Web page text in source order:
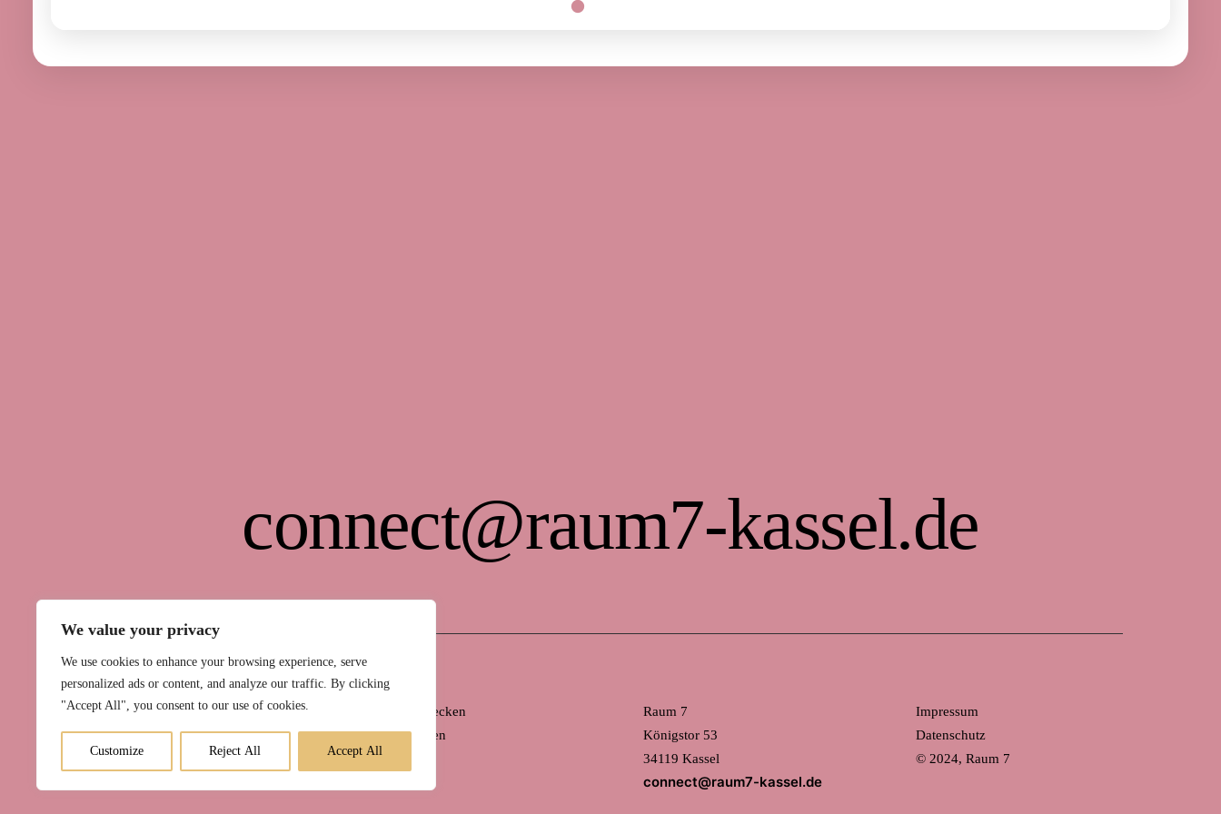
We value your privacy
We use cookies to enhance your browsing experience, serve
personalized ads or content, and analyze our traffic. By clicking
"Accept All", you consent to our use of cookies.
Customize Reject All Accept All
connect@raum7-kassel.de
Kurse entdecken
Raum mieten
Raum 7
Königstor 53
34119 Kassel
connect@raum7-kassel.de
Impressum
Datenschutz
© 2024, Raum 7